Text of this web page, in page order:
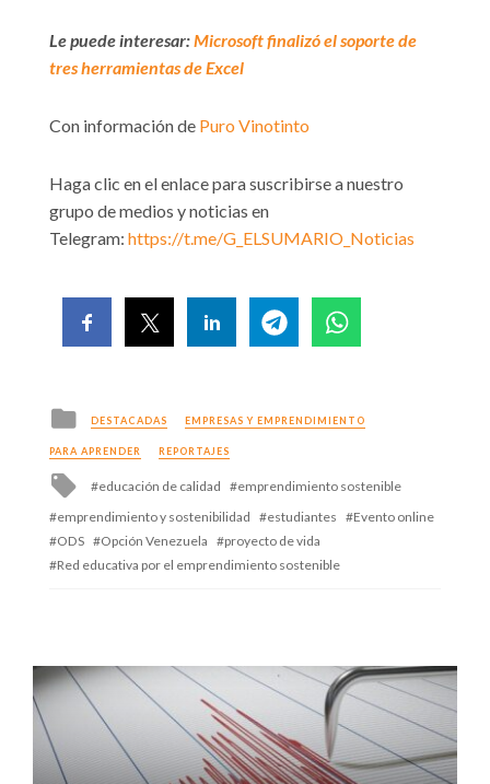
Le puede interesar:Microsoft finalizó el soporte de
tres herramientas de Excel
Con información de Puro Vinotinto
Haga clic en el enlace para suscribirse a nuestro
grupo de medios y noticias en
Telegram: https://t.me/G_ELSUMARIO_Noticias
Posted
in
DESTACADAS EMPRESAS Y EMPRENDIMIENTO
PARA APRENDER REPORTAJES
Tagged
with
educación de calidad
emprendimiento sostenible
emprendimiento y sostenibilidad
estudiantes
Evento online
ODS
Opción Venezuela
proyecto de vida
Red educativa por el emprendimiento sostenible